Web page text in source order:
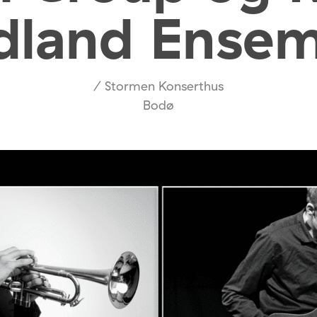
/ Stormen Konserthus
Bodø